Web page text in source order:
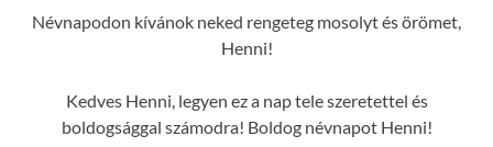
Névnapodon kívánok neked rengeteg mosolyt és örömet,
Henni!
Kedves Henni, legyen ez a nap tele szeretettel és
boldogsággal számodra! Boldog névnapot Henni!